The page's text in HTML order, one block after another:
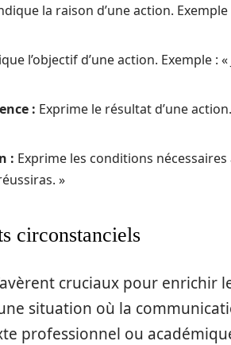
la raison d’une action.
l’objectif d’une action. Exemple :
: Exprime le résultat d’une
: Exprime les conditions nécessaires
»
circonstanciels
cruciaux pour enrichir
situation où la
professionnel ou